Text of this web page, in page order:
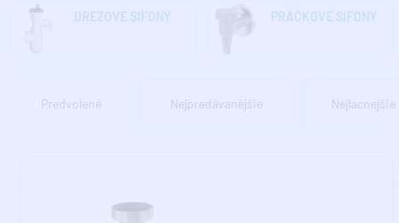
DREZOVÉ SIFONY PRÁČKOVÉ SIFONY
Predvolené Nejpredávanějšie Nejlacnejšie